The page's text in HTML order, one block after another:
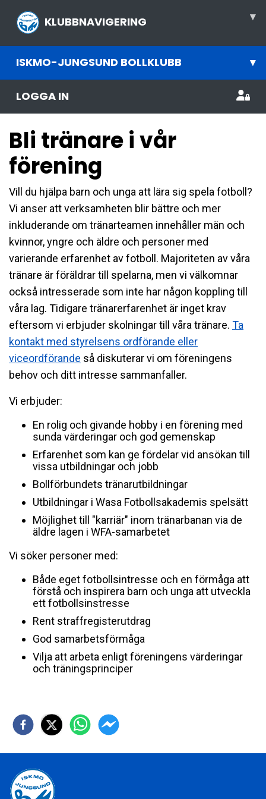
KLUBBNAVIGERING ▾
ISKMO-JUNGSUND BOLLKLUBB ▾
LOGGA IN
Bli tränare i vår
förening
Vill du hjälpa barn och unga att lära sig spela fotboll?
Vi anser att verksamheten blir bättre och mer
inkluderande om tränarteamen innehåller män och
kvinnor, yngre och äldre och personer med
varierande erfarenhet av fotboll. Majoriteten av våra
tränare är föräldrar till spelarna, men vi välkomnar
också intresserade som inte har någon koppling till
våra lag. Tidigare tränarerfarenhet är inget krav
eftersom vi erbjuder skolningar till våra tränare. Ta
kontakt med styrelsens ordförande eller
viceordförande så diskuterar vi om föreningens
behov och ditt intresse sammanfaller.
Vi erbjuder:
En rolig och givande hobby i en förening med
sunda värderingar och god gemenskap
Erfarenhet som kan ge fördelar vid ansökan till
vissa utbildningar och jobb
Bollförbundets tränarutbildningar
Utbildningar i Wasa Fotbollsakademis spelsätt
Möjlighet till "karriär" inom tränarbanan via de
äldre lagen i WFA-samarbetet
Vi söker personer med:
Både eget fotbollsintresse och en förmåga att
förstå och inspirera barn och unga att utveckla
ett fotbollsinstresse
Rent straffregisterutdrag
God samarbetsförmåga
Vilja att arbeta enligt föreningens värderingar
och träningsprinciper